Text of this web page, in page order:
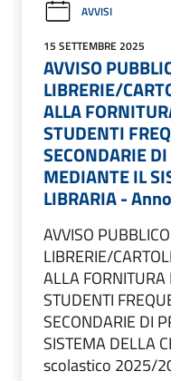
AVVISI
15 SETTEMBRE 2025
AVVISO
LIBRERIE/
ALLA
STUDENTI
SECONDARIE
MEDIANTE IL
LIBRARIA -
AVVISO
LIBRERIE/
ALLA FORNITURA
STUDENTI
SECONDARIE DI
SISTEMA DELLA
scolastico 2025/